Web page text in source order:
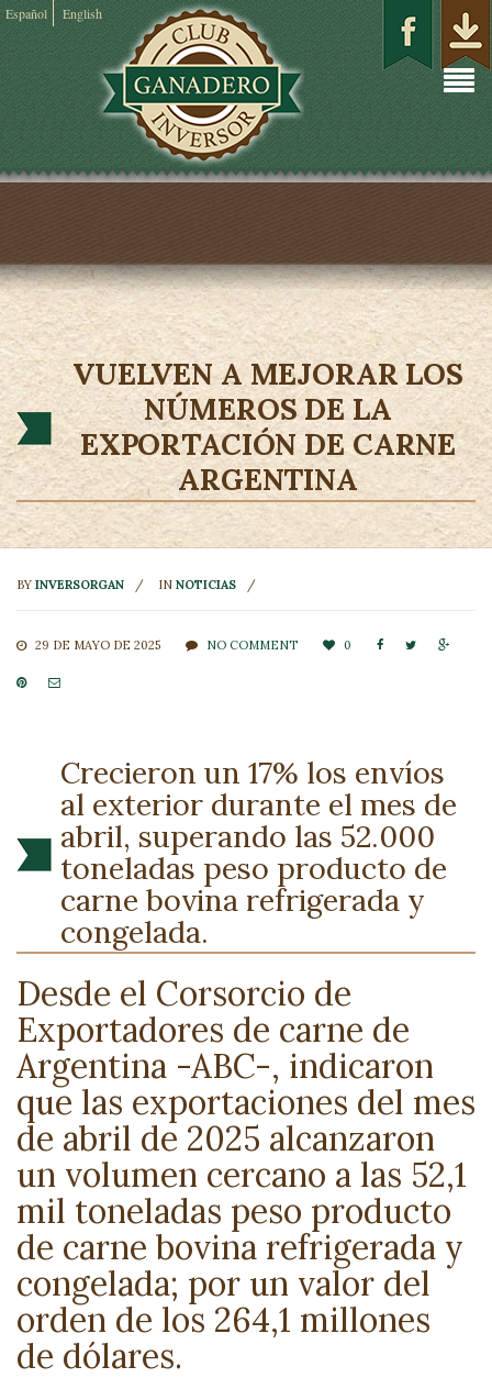
Español English
VUELVEN A MEJORAR LOS
NÚMEROS DE LA
EXPORTACIÓN DE CARNE
ARGENTINA
BY INVERSORGAN IN NOTICIAS
29 DE MAYO DE 2025 NO COMMENT 0   
 
Crecieron un 17% los envíos
al exterior durante el mes de
abril, superando las 52.000
toneladas peso producto de
carne bovina refrigerada y
congelada.
Desde el Corsorcio de
Exportadores de carne de
Argentina -ABC-, indicaron
que las exportaciones del mes
de abril de 2025 alcanzaron
un volumen cercano a las 52,1
mil toneladas peso producto
de carne bovina refrigerada y
congelada; por un valor del
orden de los 264,1 millones
de dólares.